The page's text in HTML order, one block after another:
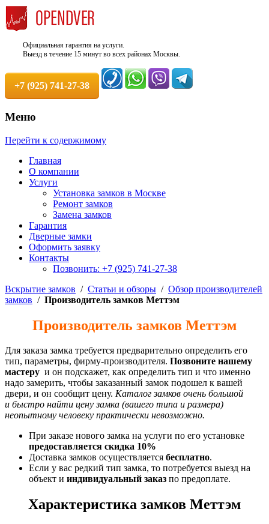
Официальная гарантия на услуги.
Выезд в течение 15 минут во всех районах Москвы.
+7 (925) 741-27-38
Служба вскрытия и ремонта
замков +7 (925) 741-27-38
Круглосуточно. 100% Гарантия!
Меню
Перейти к содержимому
Главная
О компании
Услуги
Установка замков в Москве
Ремонт замков
Замена замков
Гарантия
Дверные замки
Оформить заявку
Контакты
Позвонить: +7 (925) 741-27-38
Вскрытие замков / Статьи и обзоры / Обзор производителей
замков / Производитель замков Меттэм
Производитель замков Меттэм
Для заказа замка требуется предварительно определить его
тип, параметры, фирму-производителя. Позвоните нашему
мастеру и он подскажет, как определить тип и что именно
надо замерить, чтобы заказанный замок подошел к вашей
двери, и он сообщит цену. Каталог замков очень большой
и быстро найти цену замка (вашего типа и размера)
неопытному человеку практически невозможно.
При заказе нового замка на услуги по его установке
предоставляется скидка 10%
Доставка замков осуществляется бесплатно.
Если у вас редкий тип замка, то потребуется выезд на
объект и индивидуальный заказ по предоплате.
Характеристика замков Меттэм